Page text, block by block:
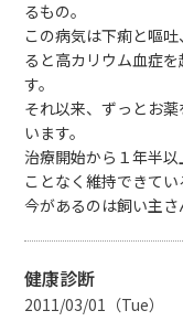
るもの。
この病気は下痢と嘔
ると高カリウム血症
す。
それ以来、ずっとお
います。
治療開始から１年半
ことなく維持できて
今があるのは飼い主
健康診断
2011/03/01（Tue）